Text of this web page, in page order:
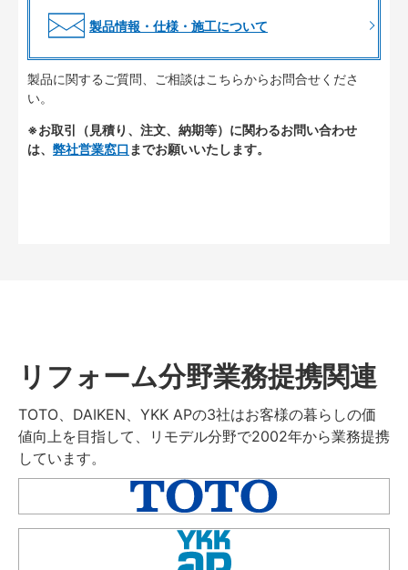
製品情報・仕様・施工について
製品に関するご質問、ご相談はこちらからお問合せくださ
い。
※お取引（見積り、注文、納期等）に関わるお問い合わせ
は、 弊社営業窓口 までお願いいたします。
リフォーム分野業務提携関連
TOTO、DAIKEN、YKK APの3社はお客様の暮らしの価
値向上を目指して、リモデル分野で2002年から業務提携
しています。